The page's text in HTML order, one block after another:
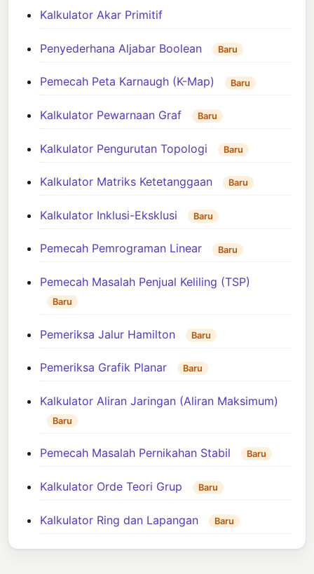
Kalkulator Akar Primitif
Penyederhana Aljabar Boolean Baru
Pemecah Peta Karnaugh (K-Map) Baru
Kalkulator Pewarnaan Graf Baru
Kalkulator Pengurutan Topologi Baru
Kalkulator Matriks Ketetanggaan Baru
Kalkulator Inklusi-Eksklusi Baru
Pemecah Pemrograman Linear Baru
Pemecah Masalah Penjual Keliling (TSP)
Baru
Pemeriksa Jalur Hamilton Baru
Pemeriksa Grafik Planar Baru
Kalkulator Aliran Jaringan (Aliran Maksimum)
Baru
Pemecah Masalah Pernikahan Stabil Baru
Kalkulator Orde Teori Grup Baru
Kalkulator Ring dan Lapangan Baru